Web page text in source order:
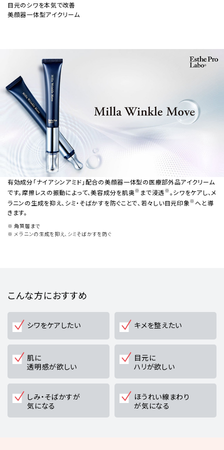
目元のシワを本気で改善
美顔器一体型アイクリーム
有効成分「ナイアシンアミド」配合の美顔器一体型の医療部外品アイクリーム
です。摩擦レスの振動によって、美容成分を肌奥※ まで浸透※。シワをケアし、メ
ラニンの生成を抑え、シミ・そばかすを防ぐことで、若々しい目元印象※へと導
きます。
※ 角質層まで
※ メラニンの生成を抑え、シミそばかすを防ぐ
こんな方におすすめ
シワをケアしたい キメを整えたい
肌に
透明感が欲しい
目元に
ハリが欲しい
しみ・そばかすが
気になる
ほうれい線まわり
が気になる